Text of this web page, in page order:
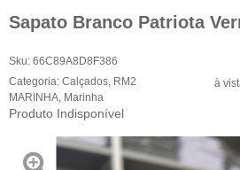
Sapato Branco Patriota
Sku: 66C89A8D8F386
Categoria: Calçados RM2
MARINHA Marinha
Produto Indisponível
à